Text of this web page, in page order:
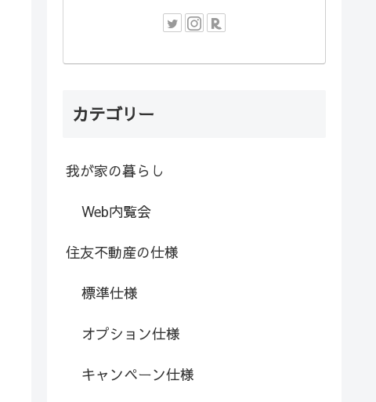
カテゴリー
我が家の暮らし
Web内覧会
住友不動産の仕様
標準仕様
オプション仕様
キャンペーン仕様